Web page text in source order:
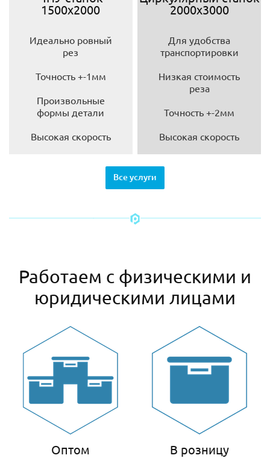
1500х2000
Идеально ровный
рез
Точность +-1мм
Произвольные
формы детали
Высокая скорость
2000х3000
Для удобства
транспортировки
Низкая стоимость
реза
Точность +-2мм
Высокая скорость
Все услуги
Работаем с физическими и
юридическими лицами
Оптом В розницу